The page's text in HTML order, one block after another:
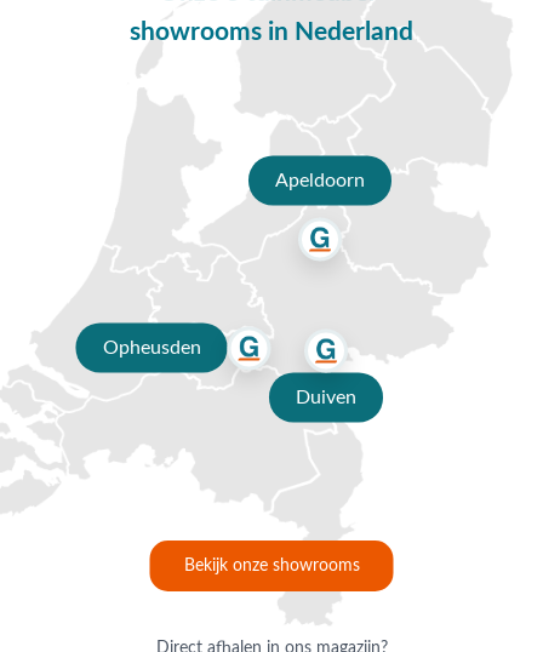
tuinmeubelen?
✔ 80 jaar ervaring
✔ Persoonlijk advies van specialisten
✔ 9.4/10 uit 19.500+ klantbeoordelingen
✔ Gratis verzending vanaf €50,-
✔ 3 fysieke showrooms
showrooms in Nederland
Apeldoorn
Opheusden
Duiven
Bekijk onze showrooms
Direct afhalen in ons magazijn?